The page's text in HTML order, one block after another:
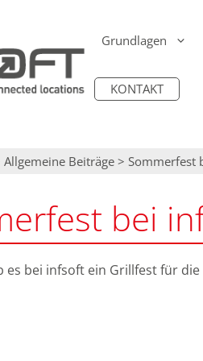
Grundlagen
Smart E-Labeling
Berechtigungen
Performance
Wartung &
infsoft E-Ink
Cisco Access
Sensor Beacons
KONTAKT
Allgemeine Beiträge > Sommerfest
bei
es bei infsoft ein Grillfest für